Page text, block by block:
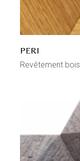
PERI
Revêtement bois